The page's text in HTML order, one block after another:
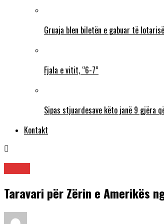
Gruaja blen biletën e gabuar të
Fjala e vitit, “6-7”
Sipas stjuardesave këto janë 9 gjëra
Kontakt
Taravari për Zërin e Amerikës